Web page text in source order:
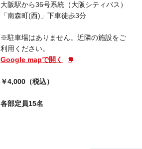
大阪駅から36号系統（大阪シティバス）
「南森町(西)」下車徒歩3分
※駐車場はありません。近隣の施設をご
利用ください。
Google mapで開く
￥4,000（税込）
各部定員15名